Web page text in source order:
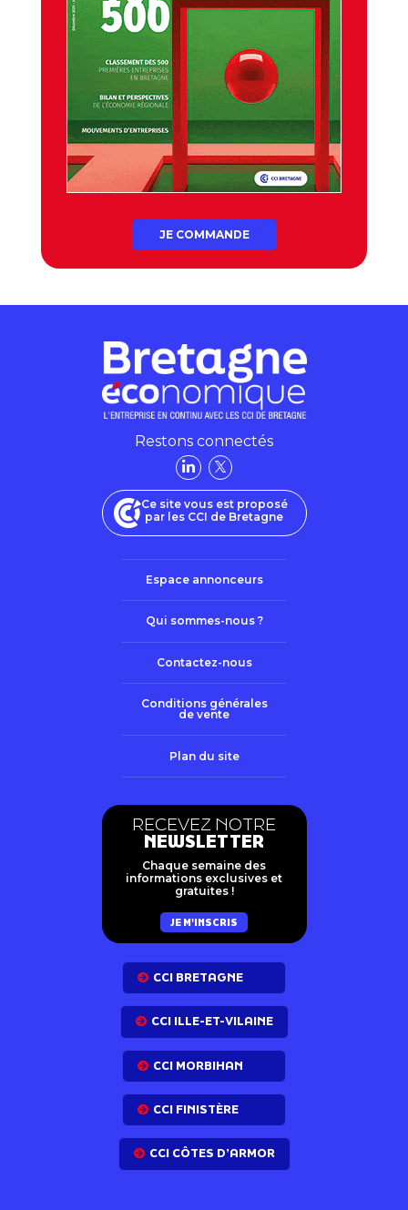
JE COMMANDE
Restons connectés
Ce site vous est proposé
par les CCI de Bretagne
Espace annonceurs
Qui sommes-nous ?
Contactez-nous
Conditions générales
de vente
Plan du site
RECEVEZ NOTRE
NEWSLETTER
Chaque semaine des
informations exclusives et
gratuites !
JE M'INSCRIS
CCI BRETAGNE
CCI ILLE-ET-VILAINE
CCI MORBIHAN
CCI FINISTÈRE
CCI CÔTES D’ARMOR